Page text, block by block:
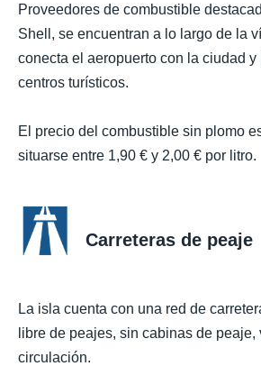
Proveedores de combustible
Shell, se encuentran a lo largo de la
conecta el aeropuerto con la ciudad
centros turísticos.
El precio del combustible sin plomo
situarse entre 1,90 € y 2,00 € por litro.
Carreteras de peaje
La isla cuenta con una red de
libre de peajes, sin cabinas de
circulación.